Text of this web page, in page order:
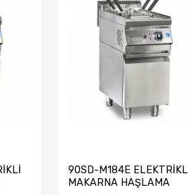
90SD-M184E
MAKARNA HAŞLAMA